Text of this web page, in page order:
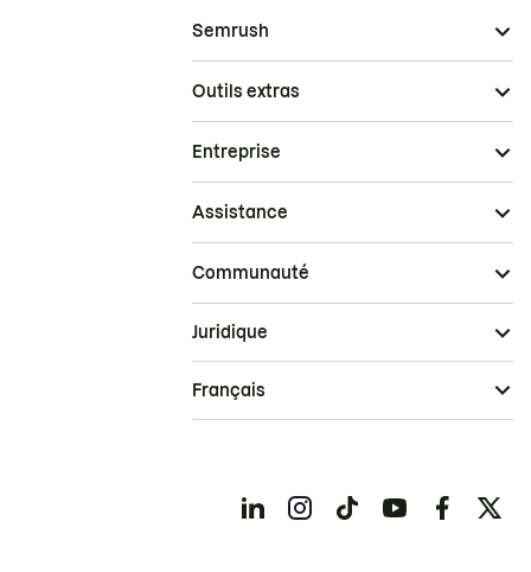
Semrush
Outils extras
Entreprise
Assistance
Communauté
Juridique
Français